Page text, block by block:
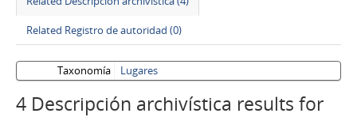
Related Registro de autoridad (0)
Taxonomía Lugares
4 Descripción archivística results for